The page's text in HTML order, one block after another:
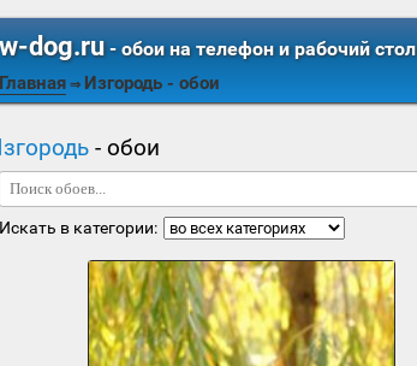
w-dog.ru- обои на телефон и рабочий стол
Главная ⇒ Изгородь - обои
- обои
Искать в категории: